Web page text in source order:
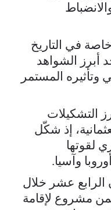
في التاريخ
أبرز الشواهد
وتأثيره المستمر
التشكيلات
إذ شكّل
لقوتها
وآسيا.
عشر خلال
مشروع لإقامة